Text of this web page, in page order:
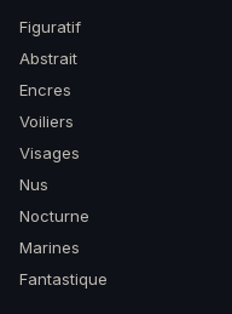
Figuratif
Abstrait
Encres
Voiliers
Visages
Nus
Nocturne
Marines
Fantastique